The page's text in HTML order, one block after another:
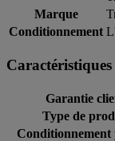
Marque
Conditionnement
Garantie
Type de